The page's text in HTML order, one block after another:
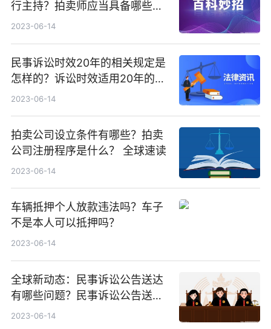
行主持？拍卖师应当具备哪些条
件？
2023-06-14
民事诉讼时效20年的相关规定是
怎样的？诉讼时效适用20年的情
形有哪些？ 每日速读
2023-06-14
拍卖公司设立条件有哪些？拍卖
公司注册程序是什么？ 全球速读
2023-06-14
车辆抵押个人放款违法吗？车子
不是本人可以抵押吗？
2023-06-14
全球新动态：民事诉讼公告送达
有哪些问题？民事诉讼公告送达
期限有规定吗？
2023-06-14